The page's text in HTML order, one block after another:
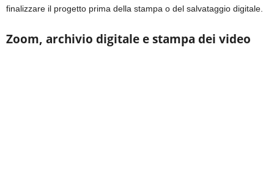
finalizzare il progetto prima della stampa o del salvataggio digitale.
Zoom, archivio digitale e stampa dei video